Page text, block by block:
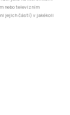
nebo televizním
jejich částí) v jakékoli